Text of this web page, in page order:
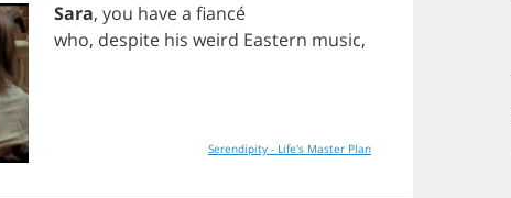
Sara, you havea fiancé
who, despite his weird Eastern music,
Serendipity - Life's Master Plan